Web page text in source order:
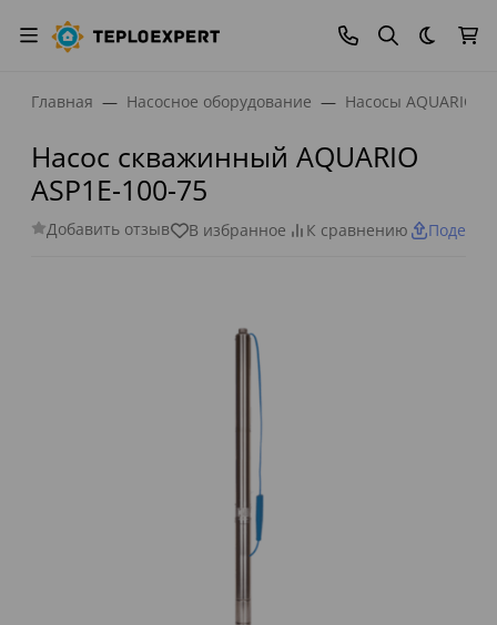
Темная
Главная Насосное оборудование Насосы AQUARIO
Насос скважинный AQUARIO
ASP1E-100-75
Добавить отзыв В избранное К сравнению